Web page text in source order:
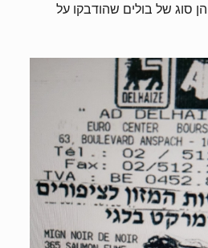
סוג של בולים שהודבקו על